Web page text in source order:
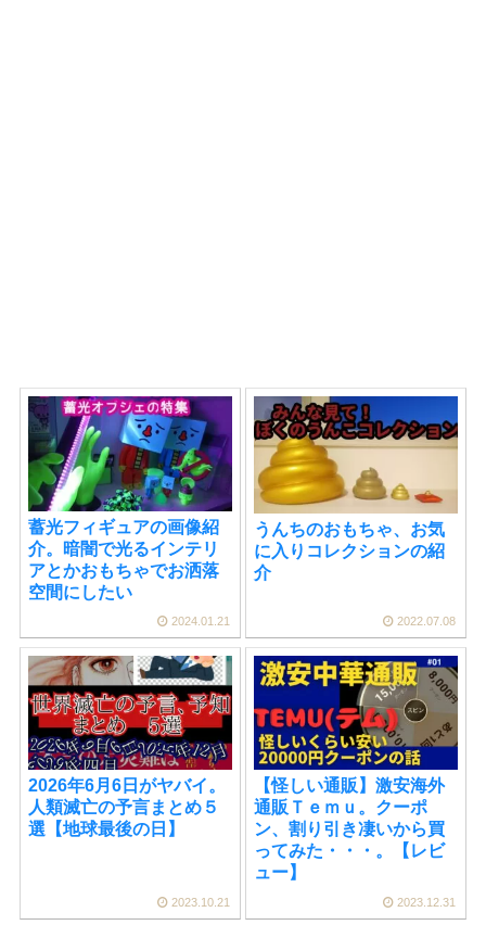
蓄光フィギュアの画像紹
介。暗闇で光るインテリ
アとかおもちゃでお洒落
空間にしたい
2024.01.21
うんちのおもちゃ、お気
に入りコレクションの紹
介
2022.07.08
2026年6月6日がヤバイ。
人類滅亡の予言まとめ５
選【地球最後の日】
2023.10.21
【怪しい通販】激安海外
通販Ｔｅｍｕ。クーポ
ン、割り引き凄いから買
ってみた・・・。【レビ
ュー】
2023.12.31